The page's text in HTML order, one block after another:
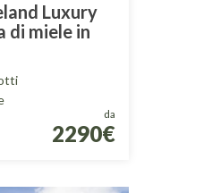
Luxury
di miele in
da
2290€